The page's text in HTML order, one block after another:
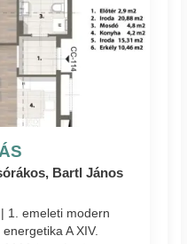
Bartl János
1. emeleti modern
A XIV.